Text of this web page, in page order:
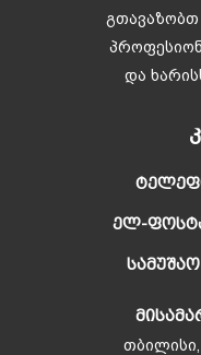
და
ᲔᲚ-
თბილისი,